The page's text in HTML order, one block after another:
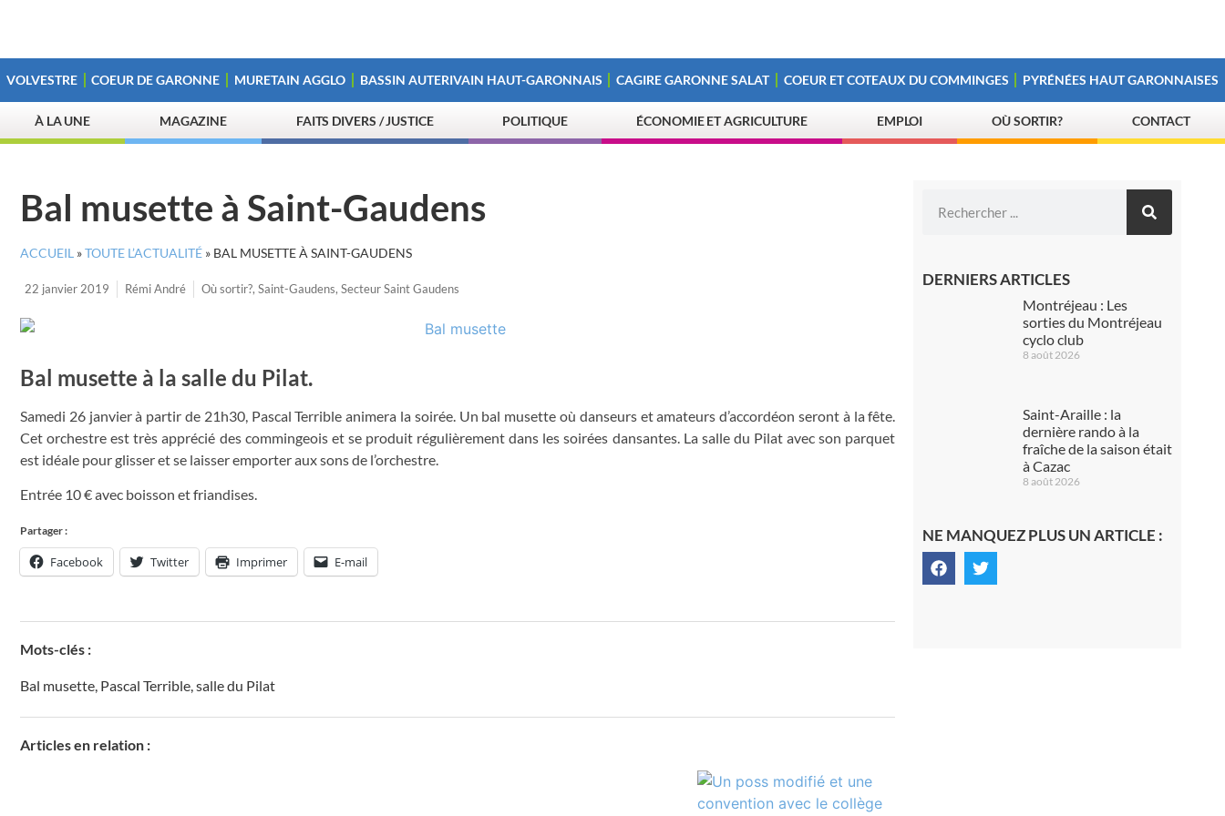
VOLVESTRE COEUR DE GARONNE MURETAIN AGGLO BASSIN AUTERIVAIN HAUT-GARONNAIS CAGIRE GARONNE SALAT COEUR ET COTEAUX DU COMMINGES PYRÉNÉES HAUT GARONNAISES
À LA UNE MAGAZINE FAITS DIVERS / JUSTICE POLITIQUE ÉCONOMIE ET AGRICULTURE EMPLOI OÙ SORTIR? CONTACT
Bal musette à Saint-Gaudens
ACCUEIL »TOUTE L’ACTUALITÉ » BAL MUSETTE À SAINT-GAUDENS
22 janvier 2019 Rémi André Où sortir?, Saint-Gaudens, Secteur Saint Gaudens
Bal musette à la salle du Pilat.
Samedi 26 janvier à partir de 21h30, Pascal Terrible animera la soirée. Un bal musette où danseurs et amateurs d’accordéon seront à la fête.
Cet orchestre est très apprécié des commingeois et se produit régulièrement dans les soirées dansantes. La salle du Pilat avec son parquet
est idéale pour glisser et se laisser emporter aux sons de l’orchestre.
Entrée 10 € avec boisson et friandises.
Partager :
Facebook Twitter Imprimer E-mail
Mots-clés :
Bal musette, Pascal Terrible,salle du Pilat
Articles en relation :
DERNIERS ARTICLES
Montréjeau : Les
sorties du Montréjeau
cyclo club
8 août 2026
Saint-Araille : la
dernière rando à la
fraîche de la saison était
à Cazac
8 août 2026
NE MANQUEZ PLUS UN ARTICLE :